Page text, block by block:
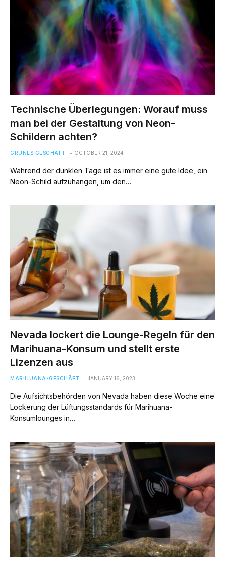
Technische Überlegungen: Worauf muss
man bei der Gestaltung von Neon-
Schildern achten?
GRÜNES GESCHÄFT OCTOBER 21, 2024
Während der dunklen Tage ist es immer eine gute Idee, ein
Neon-Schild aufzuhängen, um den…
Nevada lockert die Lounge-Regeln für den
Marihuana-Konsum und stellt erste
Lizenzen aus
MARIHUANA-GESCHÄFT JANUARY 16, 2023
Die Aufsichtsbehörden von Nevada haben diese Woche eine
Lockerung der Lüftungsstandards für Marihuana-
Konsumlounges in…